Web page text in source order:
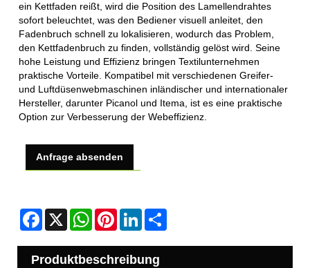
ein Kettfaden reißt, wird die Position des Lamellendrahtes
sofort beleuchtet, was den Bediener visuell anleitet, den
Fadenbruch schnell zu lokalisieren, wodurch das Problem,
den Kettfadenbruch zu finden, vollständig gelöst wird. Seine
hohe Leistung und Effizienz bringen Textilunternehmen
praktische Vorteile. Kompatibel mit verschiedenen Greifer-
und Luftdüsenwebmaschinen inländischer und internationaler
Hersteller, darunter Picanol und Itema, ist es eine praktische
Option zur Verbesserung der Webeffizienz.
Anfrage absenden
Facebook
X WhatsApp
PinterestLinkedIn
Produktbeschreibung